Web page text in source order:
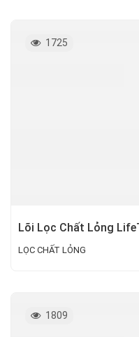
1725
Lõi Lọc Chất Lỏng
LỌC CHẤT LỎNG
1809